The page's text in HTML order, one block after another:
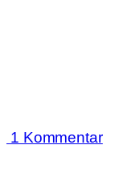
1 Kommentar